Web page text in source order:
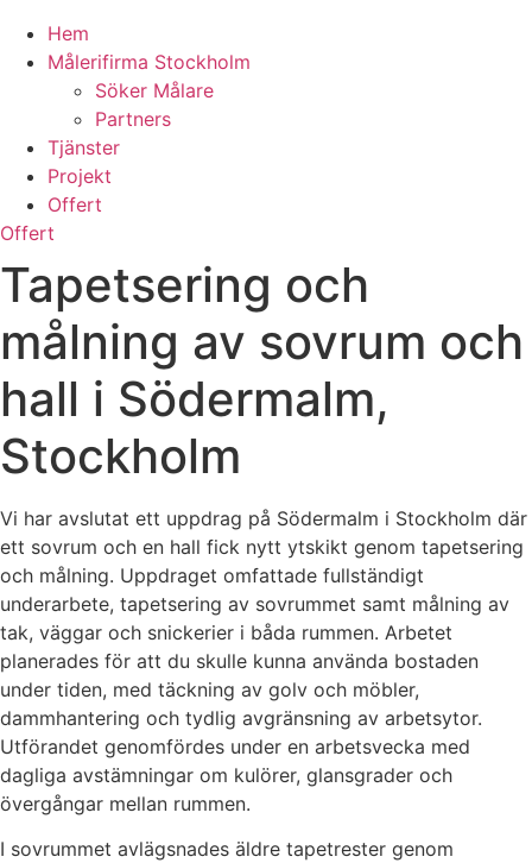
Hem
Målerifirma Stockholm
Söker Målare
Partners
Tjänster
Projekt
Offert
Offert
Tapetsering och
målning av sovrum och
hall i Södermalm,
Stockholm
Vi har avslutat ett uppdrag på Södermalm i Stockholm där
ett sovrum och en hall fick nytt ytskikt genom tapetsering
och målning. Uppdraget omfattade fullständigt
underarbete, tapetsering av sovrummet samt målning av
tak, väggar och snickerier i båda rummen. Arbetet
planerades för att du skulle kunna använda bostaden
under tiden, med täckning av golv och möbler,
dammhantering och tydlig avgränsning av arbetsytor.
Utförandet genomfördes under en arbetsvecka med
dagliga avstämningar om kulörer, glansgrader och
övergångar mellan rummen.
I sovrummet avlägsnades äldre tapetrester genom